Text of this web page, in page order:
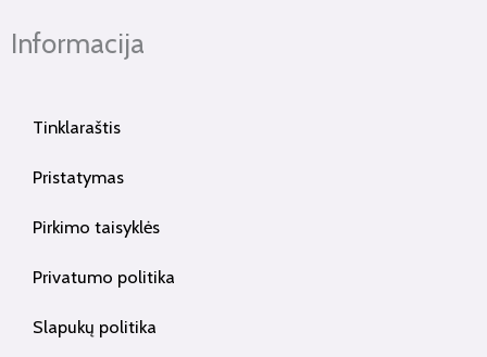
Informacija
Tinklaraštis
Pristatymas
Pirkimo taisyklės
Privatumo politika
Slapukų politika